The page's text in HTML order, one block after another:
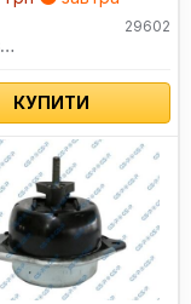
29602
FEBI BILSTEIN
КУПИТИ